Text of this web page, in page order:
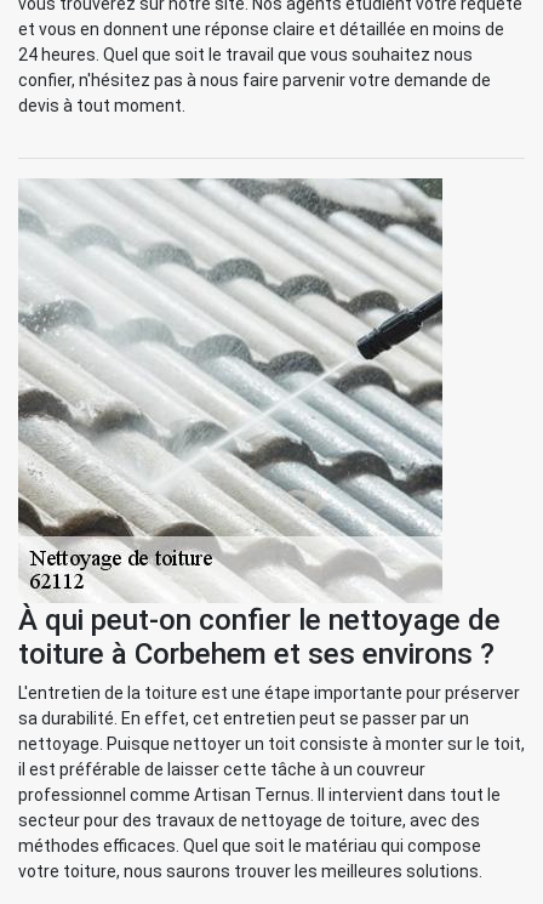
et vous en donnent une réponse claire et détaillée en moins de
24 heures. Quel que soit le travail que vous souhaitez nous
confier, n'hésitez pas à nous faire parvenir votre demande de
devis à tout moment.
À qui peut-on confier le nettoyage de
toiture à Corbehem et ses environs ?
L'entretien de la toiture est une étape importante pour préserver
sa durabilité. En effet, cet entretien peut se passer par un
nettoyage. Puisque nettoyer un toit consiste à monter sur le toit,
il est préférable de laisser cette tâche à un couvreur
professionnel comme Artisan Ternus. Il intervient dans tout le
secteur pour des travaux de nettoyage de toiture, avec des
méthodes efficaces. Quel que soit le matériau qui compose
votre toiture, nous saurons trouver les meilleures solutions.